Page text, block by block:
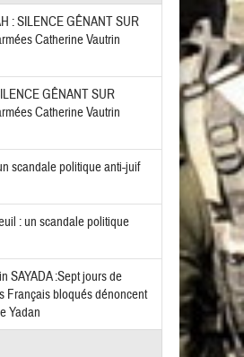
: SILENCE GÊNANT SUR
Catherine Vautrin
GÊNANT SUR
Catherine Vautrin
scandale politique anti-juif
: un scandale politique
SAYADA :Sept jours de
Français bloqués dénoncent
Yadan